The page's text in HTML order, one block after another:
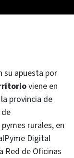
su apuesta por
viene en
provincia de
rurales, en
Digital
Red de Oficinas